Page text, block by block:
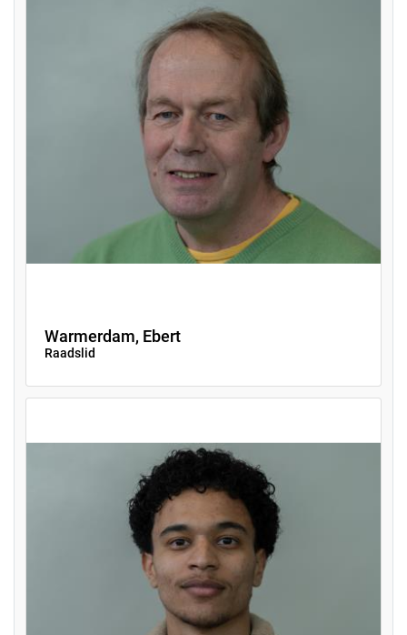
Warmerdam, Ebert
Raadslid